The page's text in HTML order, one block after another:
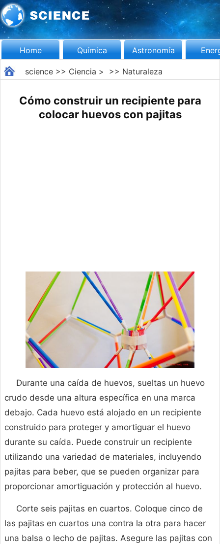
Home Química Astronomía
science>> Ciencia > >> Naturaleza
Cómo construir un recipiente para
colocar huevos con pajitas
Durante una caída de huevos, sueltas un huevo
crudo desde una altura específica en una marca
debajo. Cada huevo está alojado en un recipiente
construido para proteger y amortiguar el huevo
durante su caída. Puede construir un recipiente
utilizando una variedad de materiales, incluyendo
pajitas para beber, que se pueden organizar para
proporcionar amortiguación y protección al huevo.
Corte seis pajitas en cuartos. Coloque cinco de
las pajitas en cuartos una contra la otra para hacer
una balsa o lecho de pajitas. Asegure las pajitas con